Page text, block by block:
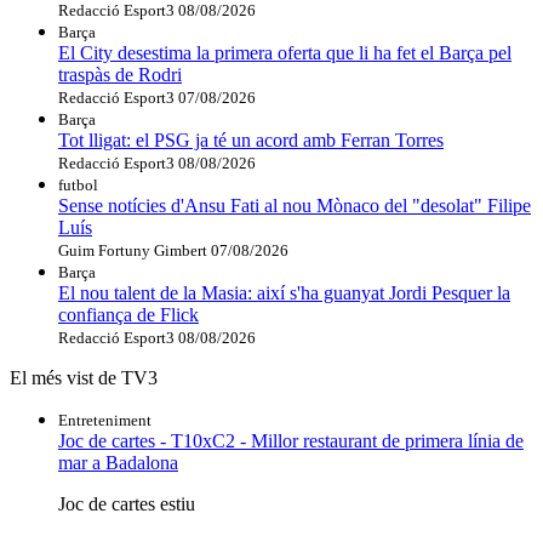
Redacció Esport3 08/08/2026
Barça
El City desestima la primera oferta que li ha fet el Barça pel
traspàs de Rodri
Redacció Esport3 07/08/2026
Barça
Tot lligat: el PSG ja té un acord amb Ferran Torres
Redacció Esport3 08/08/2026
futbol
Sense notícies d'Ansu Fati al nou Mònaco del "desolat" Filipe
Luís
Guim Fortuny Gimbert 07/08/2026
Barça
El nou talent de la Masia: així s'ha guanyat Jordi Pesquer la
confiança de Flick
Redacció Esport3 08/08/2026
El més vist de TV3
Entreteniment
Joc de cartes - T10xC2 - Millor restaurant de primera línia de
mar a Badalona
Joc de cartes estiu